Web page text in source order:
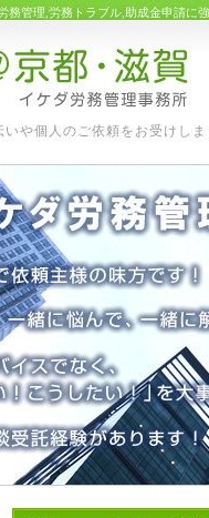
務管理,労務トラブル,助成金申請に
や個人のご依頼をお受けしま